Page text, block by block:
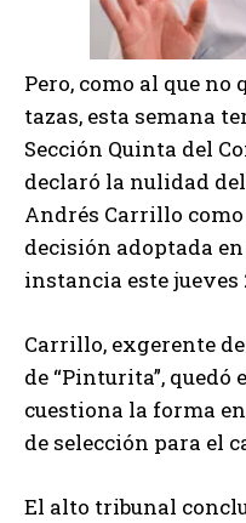
Pero, como al que no
tazas, esta semana
Sección Quinta del
declaró la nulidad
Andrés Carrillo
decisión adoptada
instancia este jueves
Carrillo, exgerente
de “Pinturita”, quedó
cuestiona la forma
de selección para el
El alto tribunal